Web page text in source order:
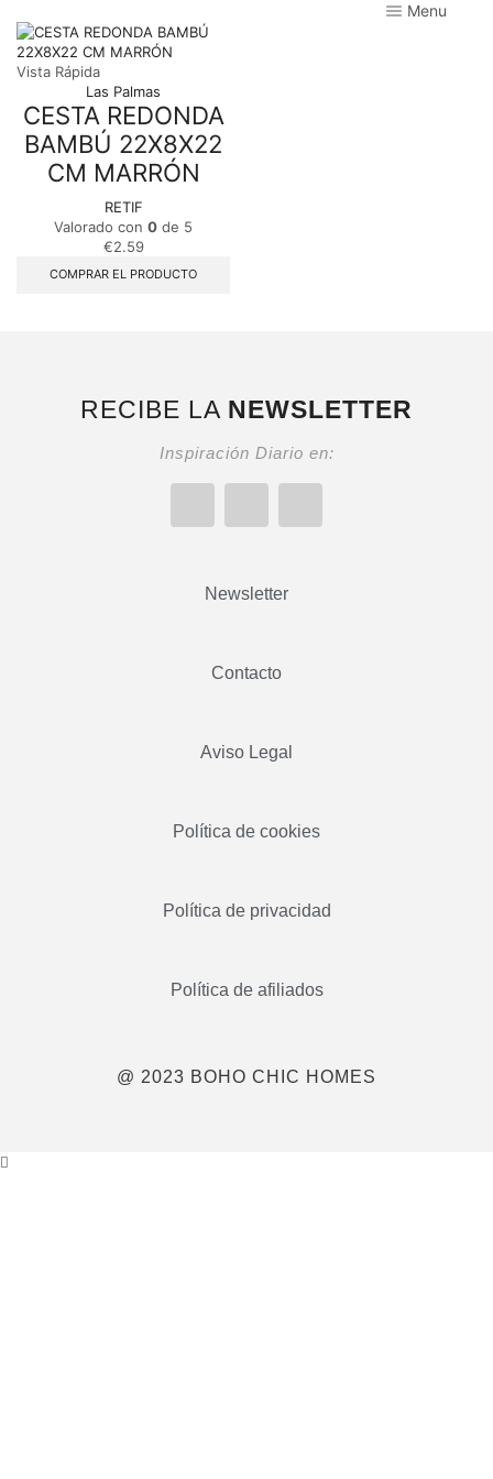
Menu
Vista Rápida
Las Palmas
CESTA REDONDA
BAMBÚ 22X8X22
CM MARRÓN
RETIF
Valorado con 0 de 5
€2.59
COMPRAR EL PRODUCTO
RECIBE LA NEWSLETTER
Inspiración Diario en:
Newsletter
Contacto
Aviso Legal
Política de cookies
Política de privacidad
Política de afiliados
@ 2023 BOHO CHIC HOMES